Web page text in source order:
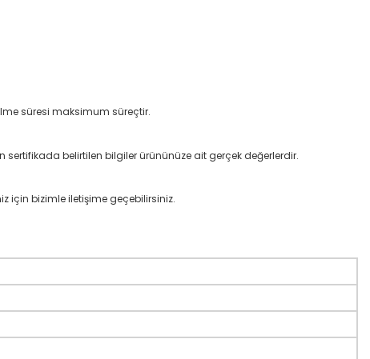
süresi maksimum süreçtir.
sertifikada belirtilen bilgiler ürününüze ait gerçek değerlerdir.
için bizimle iletişime geçebilirsiniz.